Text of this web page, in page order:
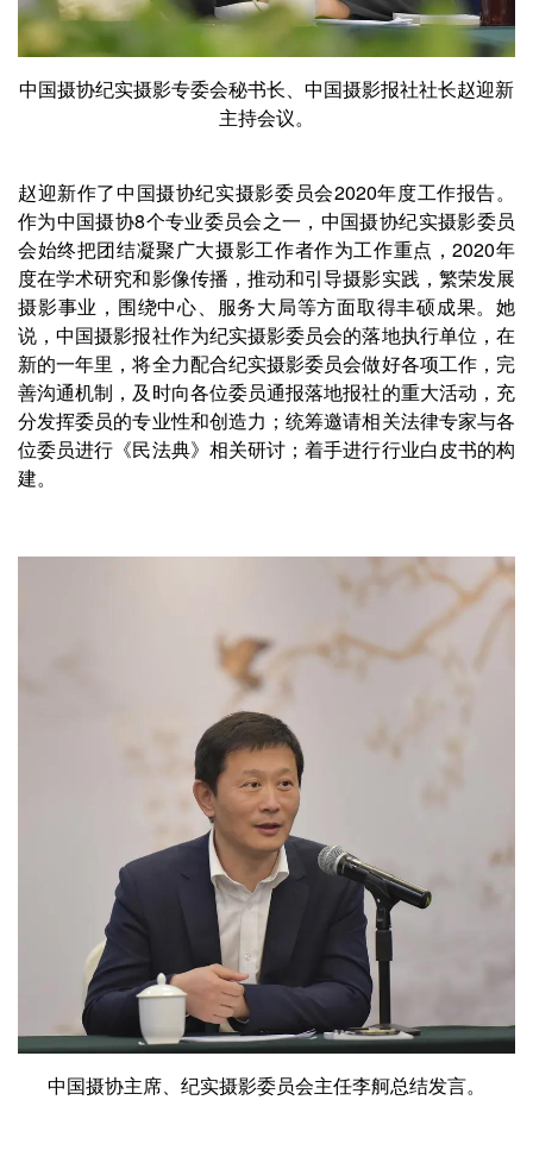
中国摄协纪实摄影专委会秘书长、中国摄影报社社长赵迎新
主持会议。
赵迎新作了中国摄协纪实摄影委员会2020年度工作报告。
作为中国摄协8个专业委员会之一，中国摄协纪实摄影委员
会始终把团结凝聚广大摄影工作者作为工作重点，2020年
度在学术研究和影像传播，推动和引导摄影实践，繁荣发展
摄影事业，围绕中心、服务大局等方面取得丰硕成果。她
说，中国摄影报社作为纪实摄影委员会的落地执行单位，在
新的一年里，将全力配合纪实摄影委员会做好各项工作，完
善沟通机制，及时向各位委员通报落地报社的重大活动，充
分发挥委员的专业性和创造力；统筹邀请相关法律专家与各
位委员进行《民法典》相关研讨；着手进行行业白皮书的构
建。
中国摄协主席、纪实摄影委员会主任李舸总结发言。